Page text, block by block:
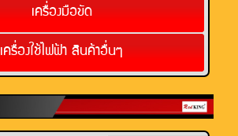
เครื่องมือขัด
เครื่องใช้ไฟฟ้า สินค้าอื่นๆ